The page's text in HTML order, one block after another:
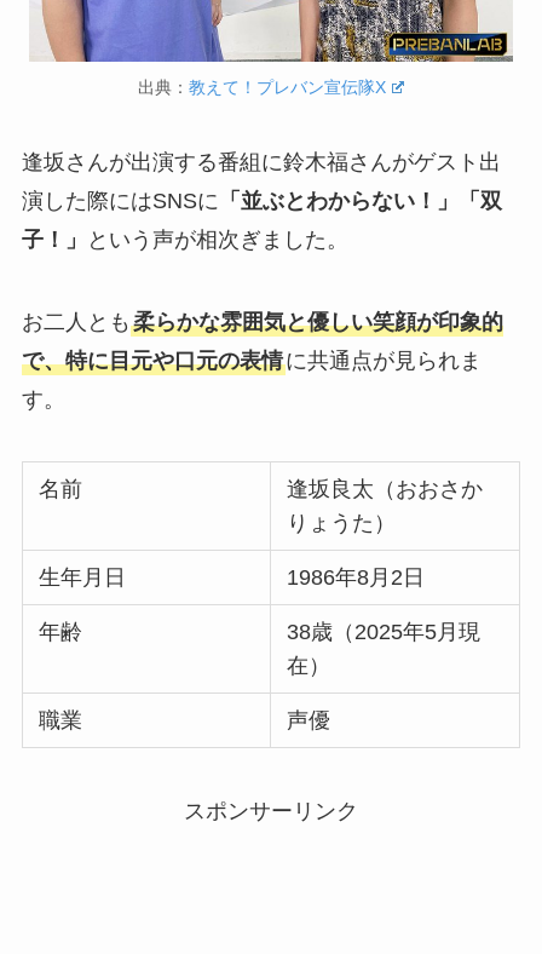
出典：教えて！プレバン宣伝隊X
逢坂さんが出演する番組に鈴木福さんがゲスト出
演した際にはSNSに 「並ぶとわからない！」「双
子！」
という声が相次ぎました。
お二人とも 柔らかな雰囲気と優しい笑顔が印象的
で、特に目元や口元の表情に共通点が見られま
す。
名前
逢坂良太（おおさか
りょうた）
生年月日 1986年8月2日
年齢
38歳（2025年5月現
在）
職業 声優
スポンサーリンク